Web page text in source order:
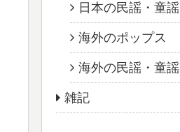
日本の民謡・童謡
海外のポップス
海外の民謡・童謡
雑記